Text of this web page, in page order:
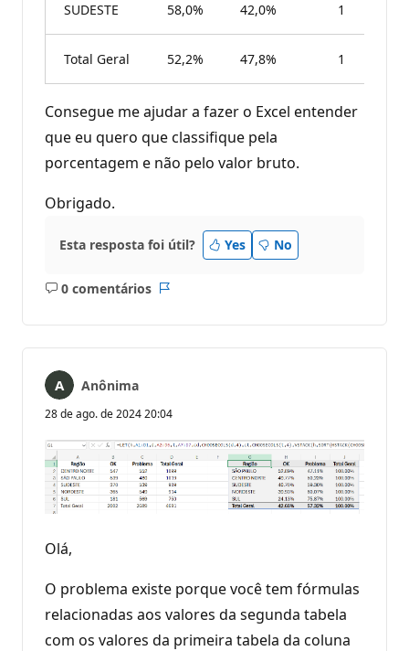
SUDESTE 58,0% 42,0% 1
Total Geral 52,2% 47,8% 1
Consegue me ajudar a fazer o Excel entender
que eu quero que classifique pela
porcentagem e não pelo valor bruto.
Obrigado.
Esta resposta foi útil? Yes No
0 comentários
Sem
Anônima
28 de ago. de 2024 20:04
Olá,
O problema existe porque você tem fórmulas
relacionadas aos valores da segunda tabela
com os valores da primeira tabela da coluna